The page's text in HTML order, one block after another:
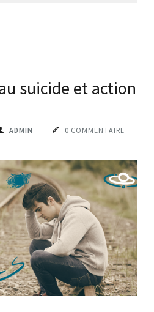
suicide et action
ADMIN 0 COMMENTAIRE